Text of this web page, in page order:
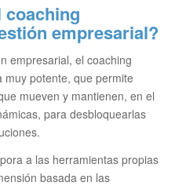
coaching
empresarial?
empresarial, el coaching
potente, que permite
mueven y mantienen, en el
para desbloquearlas
a las herramientas propias
basada en las